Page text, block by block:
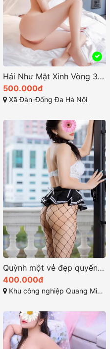
Hải Như Mặt Xinh Vòng 3 Ngon Cực Đỉnh
500.000đ
Xã Đàn-Đống Đa Hà Nội
Quỳnh một vẻ đẹp quyến rũ mạnh mẽ
400.000đ
Khu công nghiệp Quang Minh, Quang Minh, Mê Linh, Hà Nội